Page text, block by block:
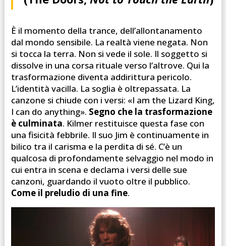
È il momento della trance, dell’allontanamento
dal mondo sensibile. La realtà viene negata. Non
si tocca la terra. Non si vede il sole. Il soggetto si
dissolve in una corsa rituale verso l’altrove. Qui la
trasformazione diventa addirittura pericolo.
L’identità vacilla. La soglia è oltrepassata. La
canzone si chiude con i versi: «I am the Lizard King,
I can do anything». Segno che la trasformazione
è culminata. Kilmer restituisce questa fase con
una fisicità febbrile. Il suo Jim è continuamente in
bilico tra il carisma e la perdita di sé. C’è un
qualcosa di profondamente selvaggio nel modo in
cui entra in scena e declama i versi delle sue
canzoni, guardando il vuoto oltre il pubblico.
Come il preludio di una fine.